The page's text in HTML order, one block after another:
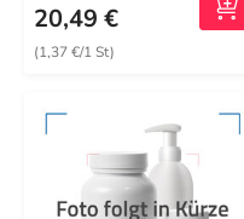
20,49 €
(1,37 €/1 St)